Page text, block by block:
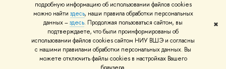
подробную информацию об использовании файлов cookies
можно найти здесь, наши правила обработки персональных
данных –здесь. Продолжая пользоваться сайтом, вы
подтверждаете, что были проинформированы об
использовании файлов cookies сайтом НИУ ВШЭ и согласны
с нашими правилами обработки персональных данных. Вы
можете отключить файлы cookies в настройках Вашего
✖
© НИУ ВШЭ 1993–2026 Адреса и контакты Условия использования
материалов Политика конфиденциальности Карта сайта
Шрифты HSE Sans и HSE Slab разработаны вШколе дизайна НИУ ВШЭ